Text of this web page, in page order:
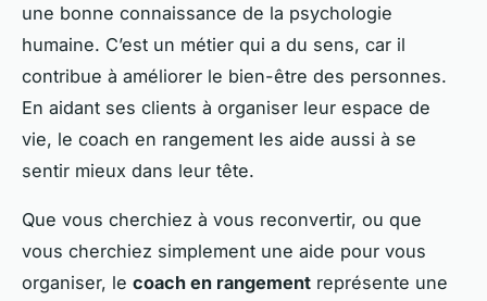
une bonne connaissance de la psychologie
humaine. C’est un métier qui a du sens, car il
contribue à améliorer le bien-être des personnes.
En aidant ses clients à organiser leur espace de
vie, le coach en rangement les aide aussi à se
sentir mieux dans leur tête.
Que vous cherchiez à vous reconvertir, ou que
vous cherchiez simplement une aide pour vous
organiser, le coach en rangement représente une